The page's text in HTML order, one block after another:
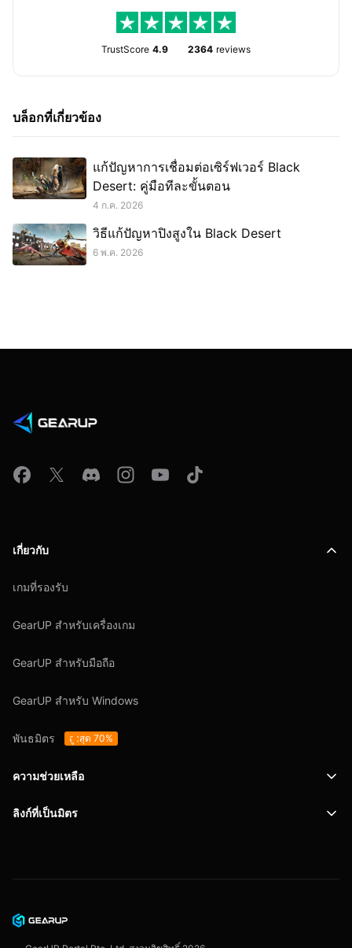
TrustScore 4.9 2364 reviews
บล็อกที่เกี่ยวข้อง
แก้ปัญหาการเชื่อมต่อเซิร์ฟเวอร์ Black
Desert: คู่มือทีละขั้นตอน
4 ก.ค. 2026
วิธีแก้ปัญหาปิงสูงใน Black Desert
6 พ.ค. 2026
เกี่ยวกับ
เกมที่รองรับ
GearUP สำหรับเครื่องเกม
GearUP สำหรับมือถือ
GearUP สำหรับ Windows
พันธมิตร สูงสุด 70%
ความช่วยเหลือ
การสนับสนุน
ข้อตกลงผู้ใช้งาน
ลิงก์ที่เป็นมิตร